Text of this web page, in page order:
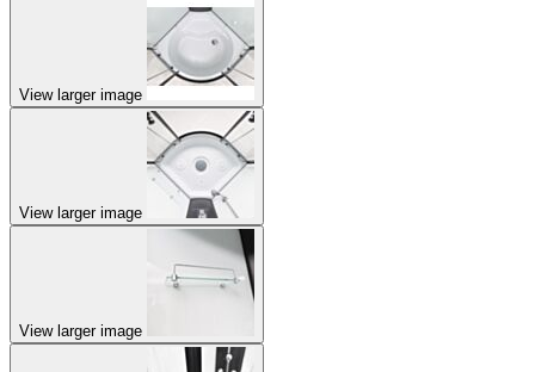
View larger image
View larger image
View larger image